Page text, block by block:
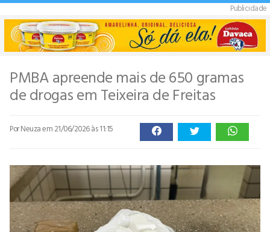
Publicidade
PMBA apreende mais de 650 gramas
de drogas em Teixeira de Freitas
Por Neuzaem 21/06/2026 às 11:15